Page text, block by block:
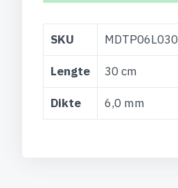
informatie
SKU MDTP06L030
Lengte 30 cm
Dikte 6,0 mm